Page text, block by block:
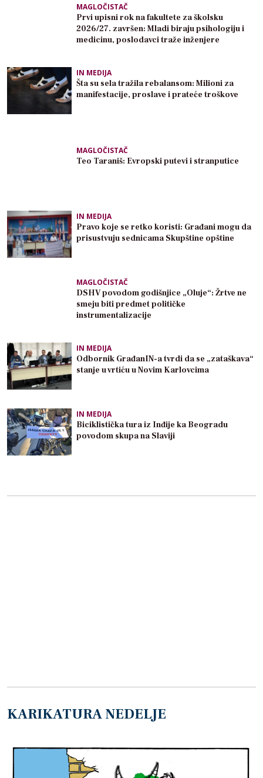
MAGLOČISTAČ
Prvi upisni rok na fakultete za školsku
2026/27. završen: Mladi biraju psihologiju i
medicinu, poslodavci traže inženjere
IN MEDIJA
Šta su sela tražila rebalansom: Milioni za
manifestacije, proslave i prateće troškove
MAGLOČISTAČ
Teo Taraniš: Evropski putevi i stranputice
IN MEDIJA
Pravo koje se retko koristi: Građani mogu da
prisustvuju sednicama Skupštine opštine
MAGLOČISTAČ
DSHV povodom godišnjice „Oluje“: Žrtve ne
smeju biti predmet političke
instrumentalizacije
IN MEDIJA
Odbornik GrađanIN-a tvrdi da se „zataškava“
stanje u vrtiću u Novim Karlovcima
IN MEDIJA
Biciklistička tura iz Inđije ka Beogradu
povodom skupa na Slaviji
KARIKATURA NEDELJE